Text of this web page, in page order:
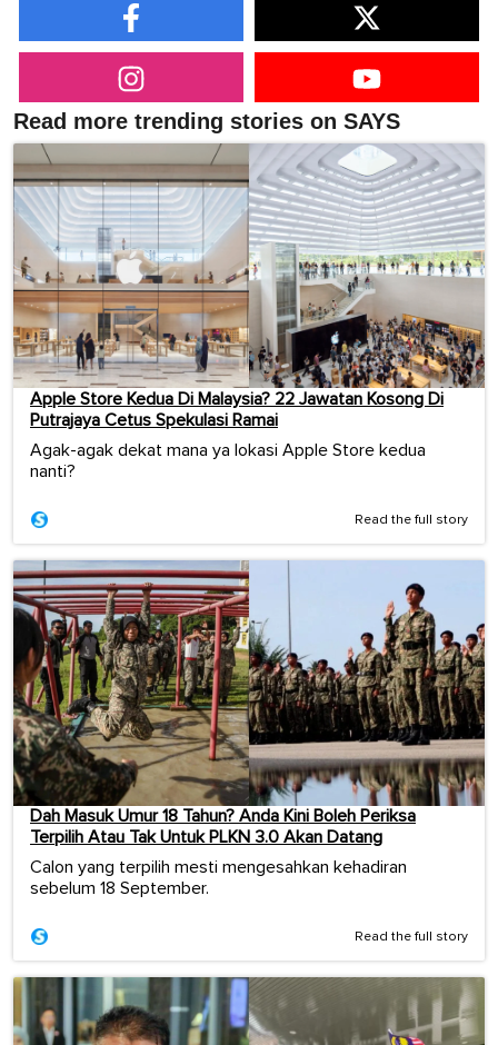
Read more trending stories on SAYS
Apple Store Kedua Di Malaysia? 22 Jawatan Kosong Di
Putrajaya Cetus Spekulasi Ramai
Agak-agak dekat mana ya lokasi Apple Store kedua
nanti?
Read the full story
Dah Masuk Umur 18 Tahun? Anda Kini Boleh Periksa
Terpilih Atau Tak Untuk PLKN 3.0 Akan Datang
Calon yang terpilih mesti mengesahkan kehadiran
sebelum 18 September.
Read the full story